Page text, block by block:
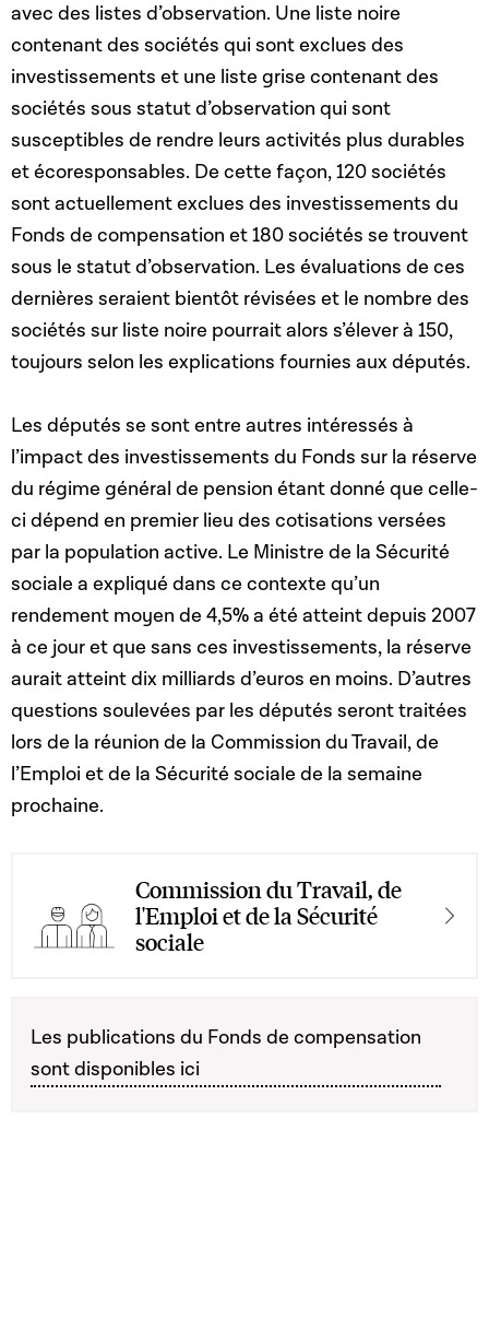
avec des listes d’observation. Une liste noire
contenant des sociétés qui sont exclues des
investissements et une liste grise contenant des
sociétés sous statut d’observation qui sont
susceptibles de rendre leurs activités plus durables
et écoresponsables. De cette façon, 120 sociétés
sont actuellement exclues des investissements du
Fonds de compensation et 180 sociétés se trouvent
sous le statut d’observation. Les évaluations de ces
dernières seraient bientôt révisées et le nombre des
sociétés sur liste noire pourrait alors s’élever à 150,
toujours selon les explications fournies aux députés.
Les députés se sont entre autres intéressés à
l’impact des investissements du Fonds sur la réserve
du régime général de pension étant donné que celle-
ci dépend en premier lieu des cotisations versées
par la population active. Le Ministre de la Sécurité
sociale a expliqué dans ce contexte qu’un
rendement moyen de 4,5% a été atteint depuis 2007
à ce jour et que sans ces investissements, la réserve
aurait atteint dix milliards d’euros en moins. D’autres
questions soulevées par les députés seront traitées
lors de la réunion de la Commission du Travail, de
l’Emploi et de la Sécurité sociale de la semaine
prochaine.
Commission du Travail, de
l'Emploi et de la Sécurité
sociale
Les publications du Fonds de compensation
sont disponibles ici